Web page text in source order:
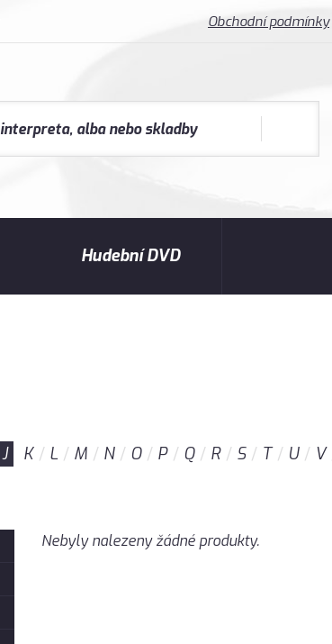
Obchodní podmínky
Hudební DVD
J K L M N O P Q R S T U V
Nebyly nalezeny žádné produkty.